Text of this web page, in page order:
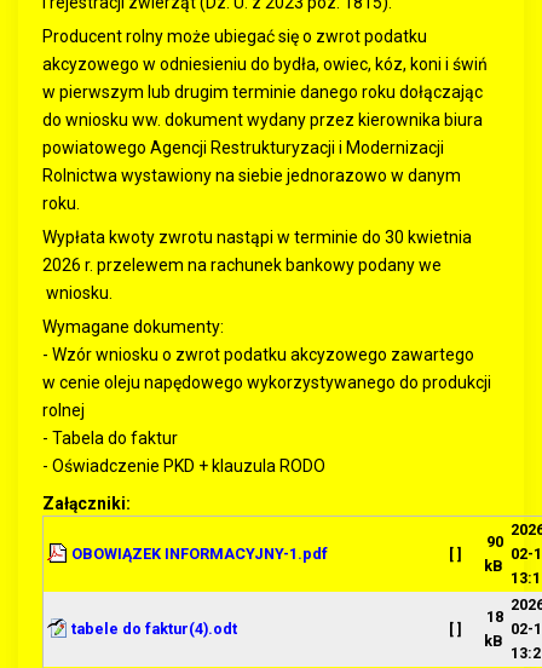
Producent rolny może ubiegać się o zwrot podatku
akcyzowego w odniesieniu do bydła, owiec, kóz, koni i świń
w pierwszym lub drugim terminie danego roku dołączając
do wniosku ww. dokument wydany przez kierownika biura
powiatowego Agencji Restrukturyzacji i Modernizacji
Rolnictwa wystawiony na siebie jednorazowo w danym
roku.
Wypłata kwoty zwrotu nastąpi w terminie do 30 kwietnia
2026 r. przelewem na rachunek bankowy podany we
wniosku.
Wymagane dokumenty:
- Wzór wniosku o zwrot podatku akcyzowego zawartego
w cenie oleju napędowego wykorzystywanego do produkcji
rolnej
- Tabela do faktur
- Oświadczenie PKD + klauzula RODO
Załączniki:
OBOWIĄZEK INFORMACYJNY-1.pdf [ ]
90
kB
02-
tabele do faktur(4).odt [ ]
18
kB
02-